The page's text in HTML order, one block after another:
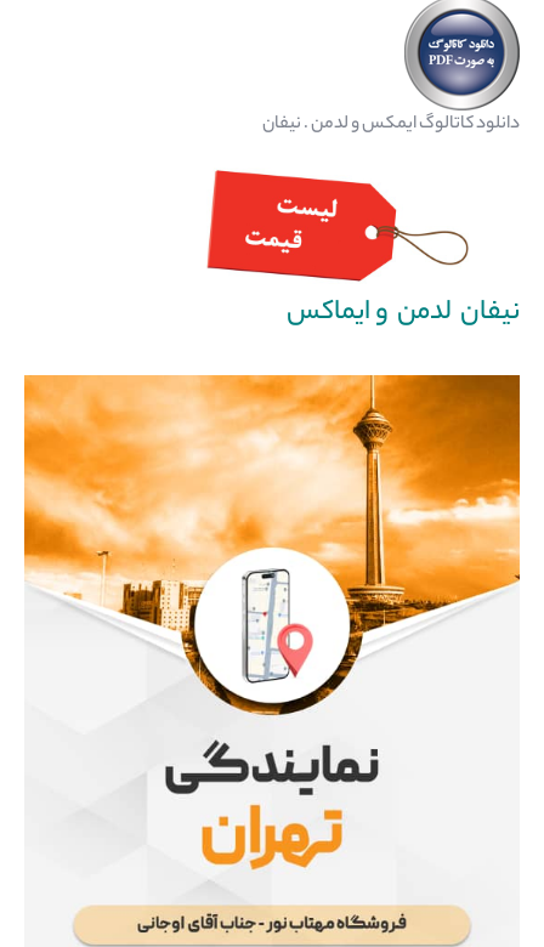
دانلود کاتالوگ ایمکس و لدمن . نیفان
نیفان لدمن و ایماکس